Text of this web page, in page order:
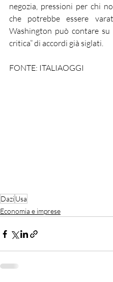
negozia, pressioni per chi
che potrebbe essere
Washington può contare su
critica” di accordi già siglati.
FONTE: ITALIAOGGI
DaziUsa
Economia e imprese